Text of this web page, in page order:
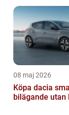
08 maj 2026
Köpa dacia smart
bilägande utan